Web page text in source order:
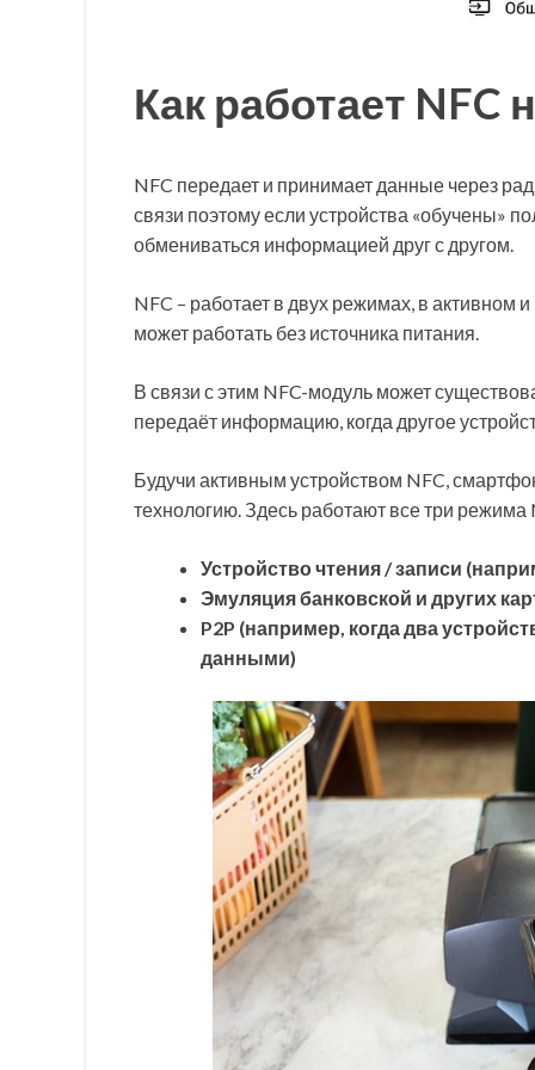
Как работает NFC
NFC передает и принимает данные через
связи поэтому если устройства «обучены»
обмениваться информацией друг с другом.
NFC – работает в двух режимах, в активном
может работать без источника питания.
В связи с этим NFC-модуль может
передаёт информацию, когда другое
Будучи активным устройством NFC,
технологию. Здесь работают все три режима
Устройство чтения / записи
Эмуляция банковской и других
P2P (например, когда два
данными)